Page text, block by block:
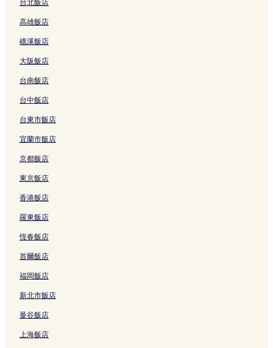
佛蒙特的商務飯店
溫霍爾的寵物友善飯店
勒德羅的寵物友善飯店
白河匯口的寵物友善飯店
白河匯口的平價飯店
曼徹斯特的Spa 飯店
曼徹斯特的親子飯店
雷道國際極速賽車場附近的飯店
南倫敦德里飯店
南佛蒙特拉特蘭地方機場附近的飯店
林肯飯店
日出特快滑雪纜車附近的飯店
冰屋溜冰場附近的飯店
台北飯店
高雄飯店
礁溪飯店
大阪飯店
台南飯店
台中飯店
台東市飯店
宜蘭市飯店
京都飯店
東京飯店
香港飯店
羅東飯店
恆春飯店
首爾飯店
福岡飯店
新北市飯店
曼谷飯店
上海飯店